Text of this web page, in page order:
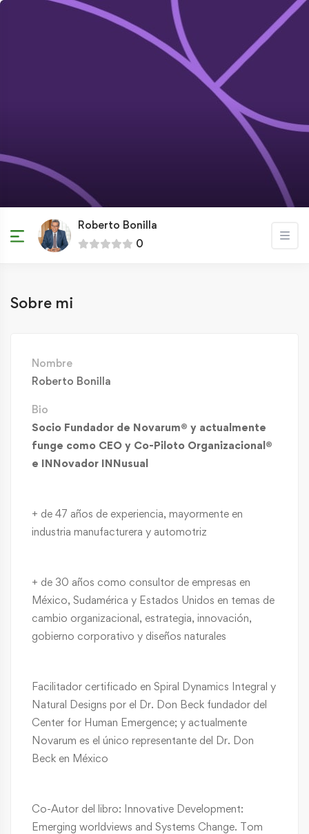
Roberto Bonilla
0
Sobre mi
Nombre
Roberto Bonilla
Bio
Socio Fundador de Novarum® y actualmente
funge como CEO y Co-Piloto Organizacional®
e INNovador INNusual
+ de 47 años de experiencia, mayormente en
industria manufacturera y automotriz
+ de 30 años como consultor de empresas en
México, Sudamérica y Estados Unidos en temas de
cambio organizacional, estrategia, innovación,
gobierno corporativo y diseños naturales
Facilitador certificado en Spiral Dynamics Integral y
Natural Designs por el Dr. Don Beck fundador del
Center for Human Emergence; y actualmente
Novarum es el único representante del Dr. Don
Beck en México
Co-Autor del libro: Innovative Development:
Emerging worldviews and Systems Change. Tom